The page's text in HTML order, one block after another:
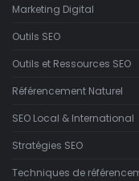
Marketing Digital
Outils SEO
Outils et Ressources SEO
Référencement Naturel
SEO Local & International
Stratégies SEO
Techniques de